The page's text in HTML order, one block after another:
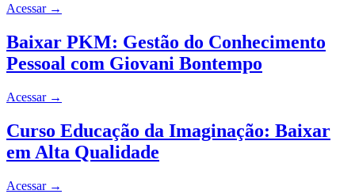
Acessar →
Baixar PKM: Gestão do Conhecimento
Pessoal com Giovani Bontempo
Acessar →
Curso Educação da Imaginação: Baixar
em Alta Qualidade
Acessar →